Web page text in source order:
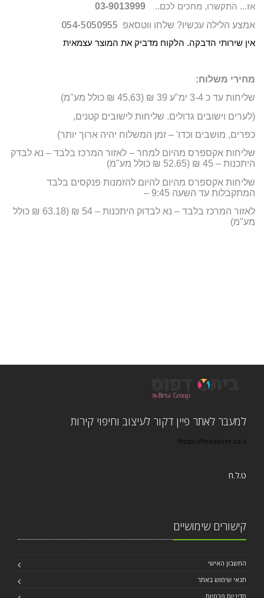
אז... התקשרו, מחכים לכם.. 03-9013999
אמצע הלילה עכשיו? שלחו ווטסאפ
אין שירותי הדבקה. הלקוח מדביק את המוצר עצמאית
מחירי משלוח:
שליחות עד כ 3-4 ימ"ע 39 ₪ (45.63 ₪ כולל מע"מ)
(לערים וישובים גדולים. שליחות לישובים קטנים,
כפרים, מושבים וכדו' – זמן המשלוח יהיה ארוך יותר)
שליחות אקספרס מהיום למחר – לאזור המרכז בלבד – נא לבדק
היתכנות – 45 ₪ (52.65 ₪ כולל מע"מ)
שליחות אקספרס מהיום להיום להזמנות פנקסים בלבד
המתקבלות עד השעה 9:45 –
לאזור המרכז בלבד – נא לבדוק היתכנות – 54 ₪ (63.18 ₪ כולל
מע"מ)
למעבר לאתר פיין דקור לעיצוב וחיפוי קירות
https://finedecor.co.il/
ט.ל.ח
קישורים שימושיים
החשבון האישי
תנאי שימוש באתר
מדיניות פרטיות